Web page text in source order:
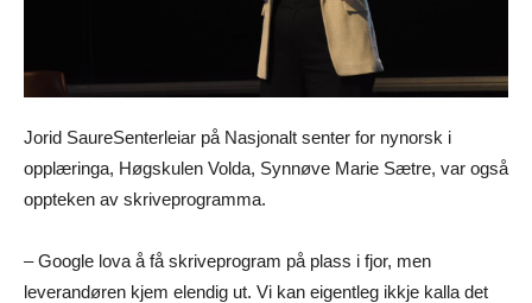
Jorid SaureSenterleiar på Nasjonalt senter for nynorsk i
opplæringa, Høgskulen Volda, Synnøve Marie Sætre, var også
oppteken av skriveprogramma.
– Google lova å få skriveprogram på plass i fjor, men
leverandøren kjem elendig ut. Vi kan eigentleg ikkje kalla det